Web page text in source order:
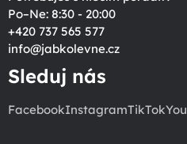
Po–Ne: 8:30 - 20:00
+420 737 565 577
info@jabkolevne.cz
Sleduj nás
FacebookInstagramTikTok